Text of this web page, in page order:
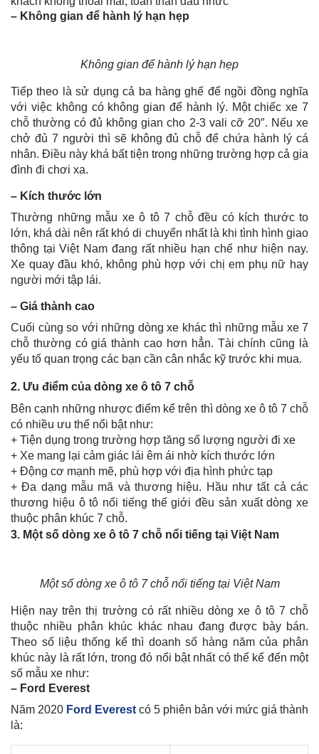
– Không gian để hành lý hạn hẹp
Không gian để hành lý hạn hẹp
Tiếp theo là sử dụng cả ba hàng ghế để ngồi đồng nghĩa
với việc không có không gian để hành lý. Một chiếc xe 7
chỗ thường có đủ không gian cho 2-3 vali cỡ 20″. Nếu xe
chở đủ 7 người thì sẽ không đủ chỗ để chứa hành lý cá
nhân. Điều này khá bất tiện trong những trường hợp cả gia
đình đi chơi xa.
– Kích thước lớn
Thường những mẫu xe ô tô 7 chỗ đều có kích thước to
lớn, khá dài nên rất khó di chuyển nhất là khi tình hình giao
thông tại Việt Nam đang rất nhiều hạn chế như hiện nay.
Xe quay đầu khó, không phù hợp với chị em phụ nữ hay
người mới tập lái.
– Giá thành cao
Cuối cùng so với những dòng xe khác thì những mẫu xe 7
chỗ thường có giá thành cao hơn hẳn. Tài chính cũng là
yếu tố quan trọng các bạn cần cân nhắc kỹ trước khi mua.
2. Ưu điểm của dòng xe ô tô 7 chỗ
Bên cạnh những nhược điểm kể trên thì dòng xe ô tô 7 chỗ
có nhiều ưu thế nổi bật như:
+ Tiện dụng trong trường hợp tăng số lượng người đi xe
+ Xe mang lại cảm giác lái êm ái nhờ kích thước lớn
+ Động cơ mạnh mẽ, phù hợp với địa hình phức tạp
+ Đa dạng mẫu mã và thương hiệu. Hầu như tất cả các
thương hiệu ô tô nổi tiếng thế giới đều sản xuất dòng xe
thuộc phân khúc 7 chỗ.
3. Một số dòng xe ô tô 7 chỗ nổi tiếng tại Việt Nam
Một số dòng xe ô tô 7 chỗ nổi tiếng tại Việt Nam
Hiện nay trên thị trường có rất nhiều dòng xe ô tô 7 chỗ
thuộc nhiều phân khúc khác nhau đang được bày bán.
Theo số liệu thống kế thì doanh số hàng năm của phân
khúc này là rất lớn, trong đó nổi bật nhất có thể kể đến một
số mẫu xe như:
– Ford Everest
Năm 2020 Ford Everest có 5 phiên bản với mức giá thành
là: